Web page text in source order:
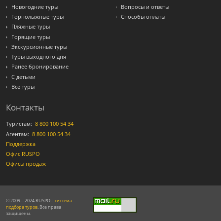
Новогодние туры
Горнолыжные туры
Пляжные туры
Горящие туры
Экскурсионные туры
Туры выходного дня
Ранее бронирование
С детьми
Все туры
Вопросы и ответы
Способы оплаты
Контакты
Туристам: 8 800 100 54 34
Агентам: 8 800 100 54 34
Поддержка
Офис RUSPO
Офисы продаж
© 2009—2024 RUSPO – система
подбора туров. Все права
защищены.